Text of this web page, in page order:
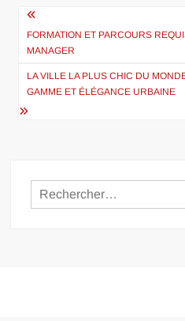
Navigation
de
l’article
FORMATION ET PARCOURS
MANAGER
LA VILLE LA PLUS CHIC DU
GAMME ET ÉLÉGANCE URBAINE